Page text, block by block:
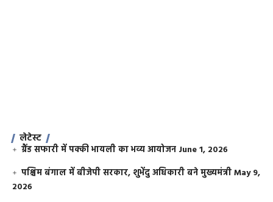
लेटेस्ट
ग्रैंड सफारी में पक्की भायली का भव्य आयोजन June 1, 2026
पश्चिम बंगाल में बीजेपी सरकार, शुभेंदु अधिकारी बने मुख्यमंत्रीMay 9,
2026